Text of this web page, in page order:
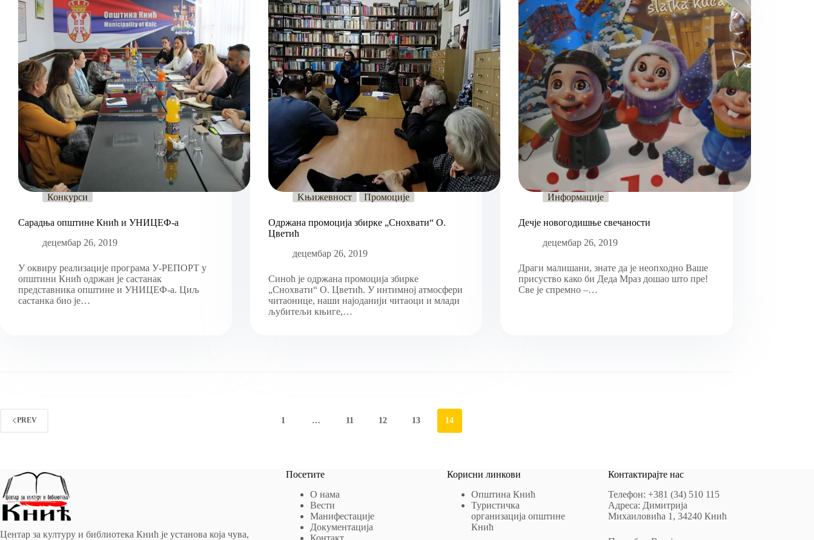
Конкурси
Сарадња општине Кнић и УНИЦЕФ-а
децембар 26, 2019
У оквиру реализације програма У-РЕПОРТ у
општини Кнић одржан је састанак
представника општине и УНИЦЕФ-а. Циљ
састанка био је…
Kњижевност Промоције
Oдржана промоција збирке „Снохвати“ О.
Цветић
децембар 26, 2019
Синоћ је одржана промоција збирке
„Снохвати“ О. Цветић. У интимној атмосфери
читаонице, наши најоданији читаоци и млади
љубитељи књиге,…
Информације
Дечје новогодишње свечаности
децембар 26, 2019
Драги малишани, знате да је неопходно Ваше
присуство како би Деда Мраз дошао што пре!
Све је спремно –…
PREV 1 … 11 12 13 14
Центар за културу и библиотека Кнић је установа која чува,
Посетите
О нама
Вести
Манифестације
Документација
Контакт
Корисни линкови
Општина Кнић
Туристичка
организација општине
Кнић
Контактирајте нас
Телефон: +381 (34) 510 115
Адреса: Димитрија
Михаиловића 1, 34240 Кнић